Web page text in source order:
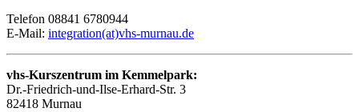
Telefon 08841 6780944
E-Mail: integration(at)vhs-murnau.de
vhs-Kurszentrum im Kemmelpark:
Dr.-Friedrich-und-Ilse-Erhard-Str. 3
82418 Murnau